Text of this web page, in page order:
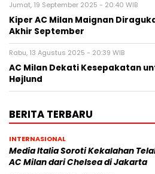
Jumat, 19 September 2025 - 20:40 WIB
Kiper AC Milan Maignan
Akhir September
Rabu, 13 Agustus 2025 - 20:39 WIB
AC Milan Dekati Kesepakatan
Højlund
BERITA TERBARU
INTERNASIONAL
Media Italia Soroti Kekalahan
AC Milan dari Chelsea di Jakarta